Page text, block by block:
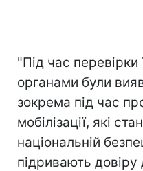
"Під час
органами були
зокрема під час
мобілізації, які
національній
підривають